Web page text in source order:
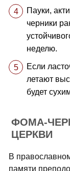
Пауки,
черники
неделю.
Если
летают
будет
ФОМА-
ЦЕРКВИ
В
памяти